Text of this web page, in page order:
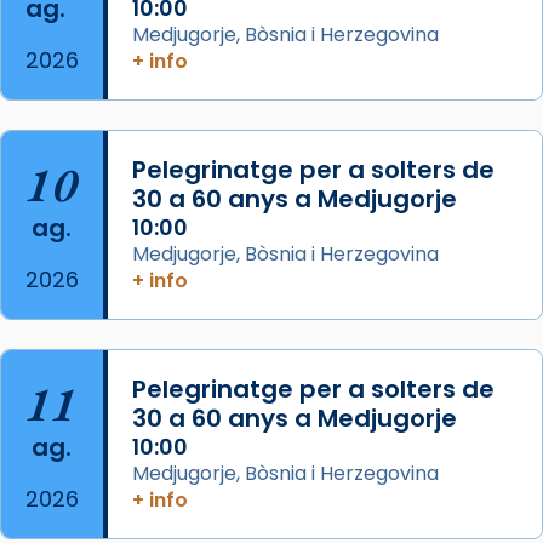
del Sant Pare Lleó XIV a Barcelona, i als
col·laboradors, a la Catedral de Barcelona.
Mons. David Abadías.
📸 Dr. G. Simón
Photo
2 weeks ago
Memòria de les santes Juliana i
Semproniana, verges i màrtirs.
Acompanyant la història de sant Cugat, a
partir de l’Edat Mitjana sorgeix la tradició
ag.
2026
10:00
Medjugorje, Bòsnia i Herzegovina
+ info
10
ag.
2026
Pelegrinatge per a solters de
30 a 60 anys a Medjugorje
10:00
Medjugorje, Bòsnia i Herzegovina
+ info
11
ag.
2026
Pelegrinatge per a solters de
30 a 60 anys a Medjugorje
10:00
Medjugorje, Bòsnia i Herzegovina
+ info